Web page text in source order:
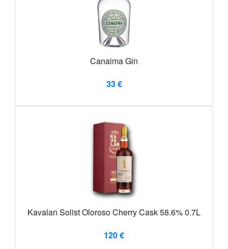
Canaima Gin
33 €
Kavalan Solist Oloroso Cherry Cask 58.6% 0.7L
120 €